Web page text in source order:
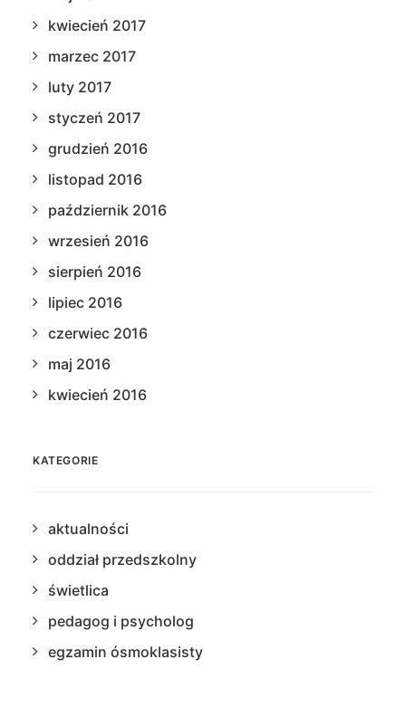
kwiecień 2017
marzec 2017
luty 2017
styczeń 2017
grudzień 2016
listopad 2016
październik 2016
wrzesień 2016
sierpień 2016
lipiec 2016
czerwiec 2016
maj 2016
kwiecień 2016
KATEGORIE
aktualności
oddział przedszkolny
świetlica
pedagog i psycholog
egzamin ósmoklasisty